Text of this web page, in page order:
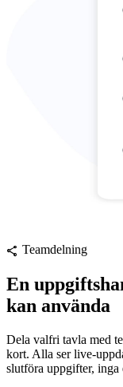
share Teamdelning
En
kan använda
Dela valfri tavla med
kort. Alla ser live-
slutföra uppgifter, inga